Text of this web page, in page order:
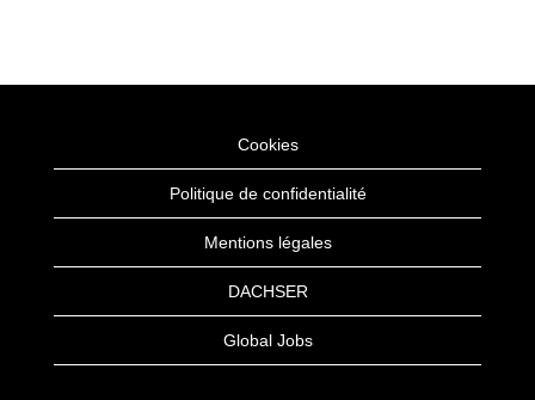
Cookies
Politique de confidentialité
Mentions légales
DACHSER
Global Jobs